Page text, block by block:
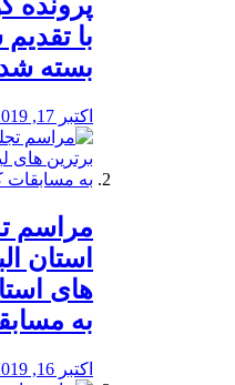
با
بسته
اکتبر 17, 2019
مراسم
استان
های
به
اکتبر 16, 2019